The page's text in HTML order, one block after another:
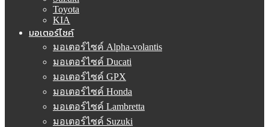
Toyota
KIA
มอเตอร์ไซค์
มอเตอร์ไซค์ Alpha-volantis
มอเตอร์ไซค์ Ducati
มอเตอร์ไซค์ GPX
มอเตอร์ไซค์ Honda
มอเตอร์ไซค์ Lambretta
มอเตอร์ไซค์ Suzuki